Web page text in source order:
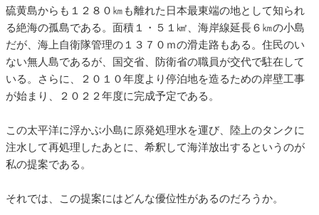
硫黄島からも１２８０㎞も離れた日本最東端の地として知られ
る絶海の孤島である。面積１・５１㎢、海岸線延長６㎞の小島
だが、海上自衛隊管理の１３７０ｍの滑走路もある。住民のい
ない無人島であるが、国交省、防衛省の職員が交代で駐在して
いる。さらに、２０１０年度より停泊地を造るための岸壁工事
が始まり、２０２２年度に完成予定である。
この太平洋に浮かぶ小島に原発処理水を運び、陸上のタンクに
注水して再処理したあとに、希釈して海洋放出するというのが
私の提案である。
それでは、この提案にはどんな優位性があるのだろうか。